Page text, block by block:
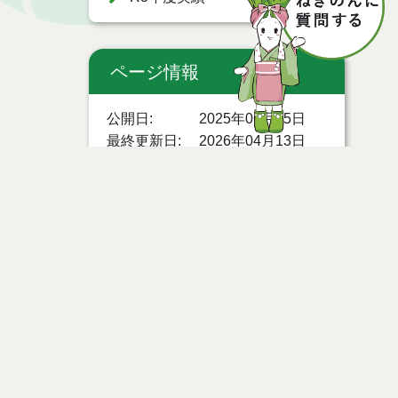
ページ情報
公開日
2025年06月25日
最終更新日
2026年04月13日